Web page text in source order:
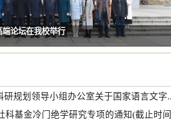
届四中全会精神
研规划领导小组办公室关于国家语言文字
科基金冷门绝学研究专项的通知(截止时